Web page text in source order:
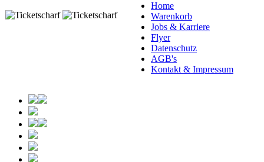
Home
Warenkorb
Jobs & Karriere
Flyer
Datenschutz
AGB's
Kontakt & Impressum